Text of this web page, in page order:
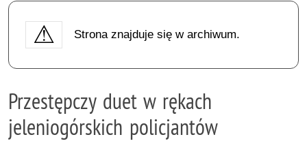
Strona znajduje się w archiwum.
Przestępczy duet w rękach
jeleniogórskich policjantów